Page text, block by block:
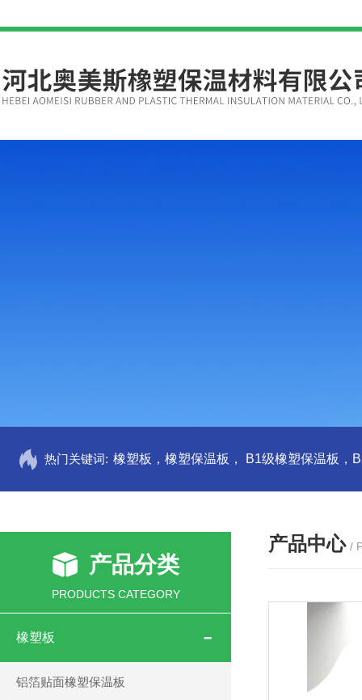
热门关键词:
产品分类
PRODUCTS CATEGORY
橡塑板
铝箔贴面橡塑保温板
产品中心 /